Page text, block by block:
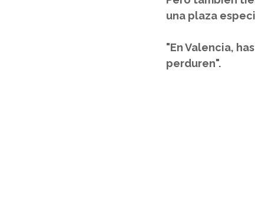
una plaza
"En Valencia,
perduren".